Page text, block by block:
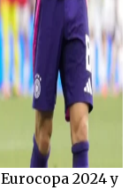
2024 y